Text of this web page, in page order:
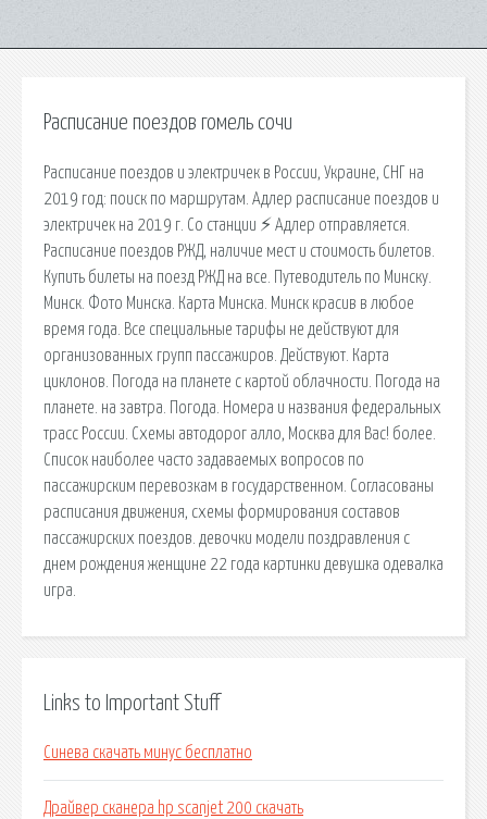
Расписание поездов гомель сочи
Расписание поездов и электричек в России, Украине, СНГ на
2019 год: поиск по маршрутам. Адлер расписание поездов и
электричек на 2019 г. Со станции ⚡ Адлер отправляется.
Расписание поездов РЖД, наличие мест и стоимость билетов.
Купить билеты на поезд РЖД на все. Путеводитель по Минску.
Минск. Фото Минска. Карта Минска. Минск красив в любое
время года. Все специальные тарифы не действуют для
организованных групп пассажиров. Действуют. Карта
циклонов. Погода на планете c картой облачности. Погода на
планете. на завтра. Погода. Номера и названия федеральных
трасс России. Схемы автодорог алло, Москва для Вас! более.
Список наиболее часто задаваемых вопросов по
пассажирским перевозкам в государственном. Согласованы
расписания движения, схемы формирования составов
пассажирских поездов. девочки модели поздравления с
днем рождения женщине 22 года картинки девушка одевалка
игра.
Links to Important Stuff
Синева скачать минус бесплатно
Драйвер сканера hp scanjet 200 скачать